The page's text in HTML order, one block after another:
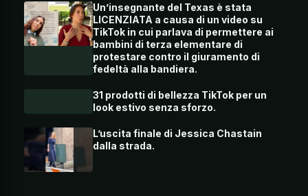
Un’insegnante del Texas è stata
LICENZIATA a causa di un video su
TikTok in cui parlava di permettere ai
bambini di terza elementare di
protestare contro il giuramento di
fedeltà alla bandiera.
31 prodotti di bellezza TikTok per un
look estivo senza sforzo.
L’uscita finale di Jessica Chastain
dalla strada.